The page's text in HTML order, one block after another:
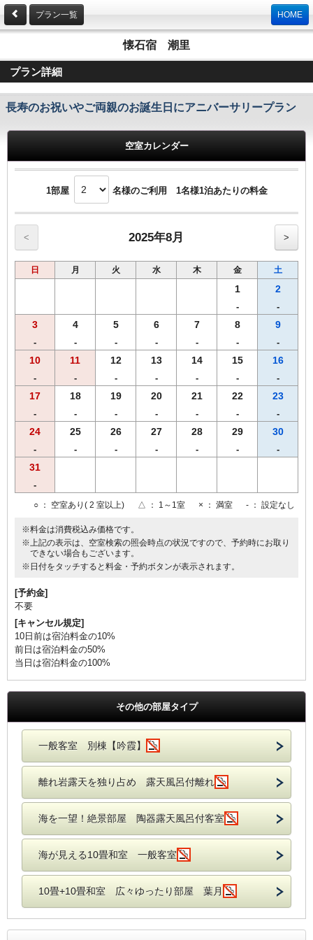
プラン一覧 HOME
懐石宿 潮里
プラン詳細
長寿のお祝いやご両親のお誕生日にアニバーサリープラン
空室カレンダー
1部屋 名様のご利用 1名様1泊あたりの料金
< 2025年8月 >
日 月 火 水 木 金 土
1
-
2
-
3
-
4
-
5
-
6
-
7
-
8
-
9
-
10
-
11
-
12
-
13
-
14
-
15
-
16
-
17
-
18
-
19
-
20
-
21
-
22
-
23
-
24
-
25
-
26
-
27
-
28
-
29
-
30
-
31
-
○ ： 空室あり( 2 室以上) △ ： 1～1室 × ： 満室 - ： 設定なし
※料金は消費税込み価格です。
※上記の表示は、空室検索の照会時点の状況ですので、予約時にお取り
できない場合もございます。
※日付をタッチすると料金・予約ボタンが表示されます。
[予約金]
不要
[キャンセル規定]
10日前は宿泊料金の10%
前日は宿泊料金の50%
当日は宿泊料金の100%
その他の部屋タイプ
一般客室 別棟【吟霞】
離れ岩露天を独り占め 露天風呂付離れ
海を一望！絶景部屋 陶器露天風呂付客室
海が見える10畳和室 一般客室
10畳+10畳和室 広々ゆったり部屋 葉月